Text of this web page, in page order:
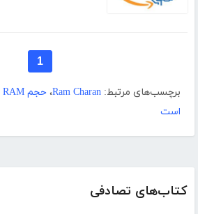
کتاب‌های تصادفی
1
برچسب‌های مرتبط: Ram Charan،
است